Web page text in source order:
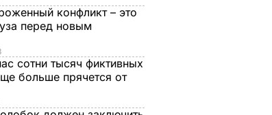
конфликт – это
перед новым
сотни тысяч фиктивных
больше прячется от